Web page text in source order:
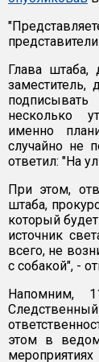
Глава
заместитель,
несколько
именно
случайно не
ответил: "На
При этом,
штаба,
который
источник
всего, не
с собакой", -
Напомним,
этом в